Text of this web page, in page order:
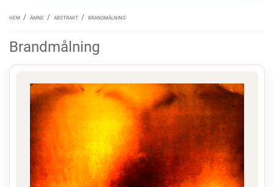
HEM ÄMNE ABSTRAKT BRANDMÅLNING
Brandmålning